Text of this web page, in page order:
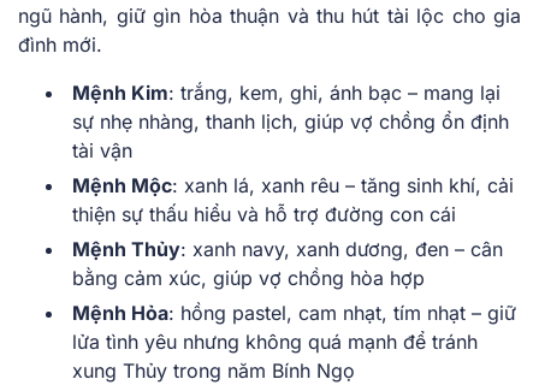
ngũ hành, giữ gìn hòa thuận và thu hút tài lộc cho gia
đình mới.
Mệnh Kim: trắng, kem, ghi, ánh bạc – mang lại
sự nhẹ nhàng, thanh lịch, giúp vợ chồng ổn định
tài vận
Mệnh Mộc: xanh lá, xanh rêu – tăng sinh khí, cải
thiện sự thấu hiểu và hỗ trợ đường con cái
Mệnh Thủy: xanh navy, xanh dương, đen – cân
bằng cảm xúc, giúp vợ chồng hòa hợp
Mệnh Hỏa: hồng pastel, cam nhạt, tím nhạt – giữ
lửa tình yêu nhưng không quá mạnh để tránh
xung Thủy trong năm Bính Ngọ